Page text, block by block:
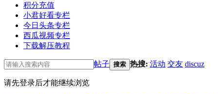
积分充值
小君好看专栏
今日头条专栏
西瓜视频专栏
下载解压教程
帖子 搜索 热搜: 活动 交友 discuz
请先登录后才能继续浏览